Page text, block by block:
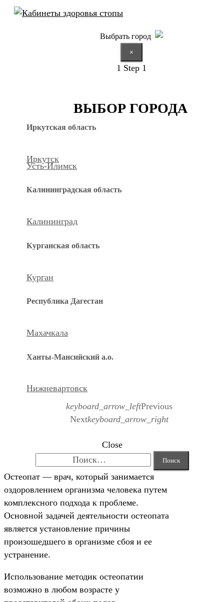
Выбрать город
×
1 Step 1
ВЫБОР ГОРОДА
Иркутская область
Иркутск
Усть-Илимск
Калининградская область
Калининград
Курганская область
Курган
Республика Дагестан
Махачкала
Ханты-Мансийский а.о.
Нижневартовск
keyboard_arrow_leftPrevious
Nextkeyboard_arrow_right
Close
Остеопат — врач, который занимается
оздоровлением организма человека путем
комплексного подхода к проблеме.
Основной задачей деятельности остеопата
является установление причины
произошедшего в организме сбоя и ее
устранение.
Использование методик остеопатии
возможно в любом возрасте у